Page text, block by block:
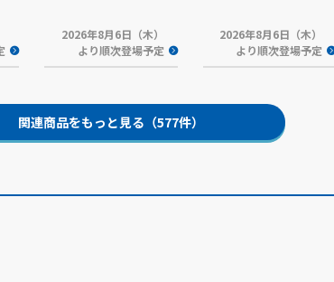
2026年8月6日（木）
より順次登場予定
2026年8月6日（木）
より順次登場予定
関連商品をもっと見る（577件）